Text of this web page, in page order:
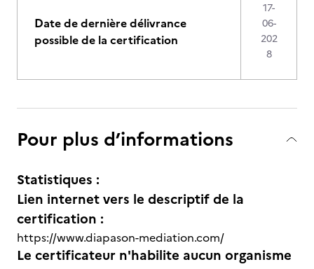
Date de dernière délivrance
possible de la certification
17-
06-
202
8
Pour plus d’informations
Statistiques :
Lien internet vers le descriptif de la
certification :
https://www.diapason-mediation.com/
Le certificateur n'habilite aucun organisme